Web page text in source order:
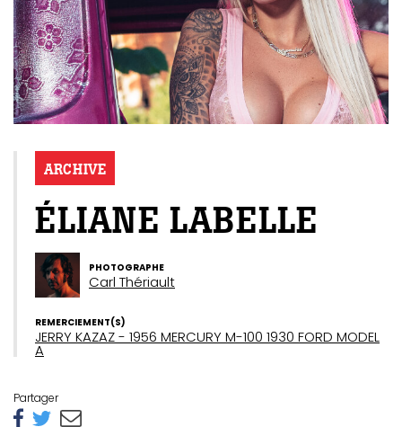
ARCHIVE
ÉLIANE LABELLE
PHOTOGRAPHE
Carl Thériault
REMERCIEMENT(S)
JERRY KAZAZ - 1956 MERCURY M-100 1930 FORD MODEL
A
Partager